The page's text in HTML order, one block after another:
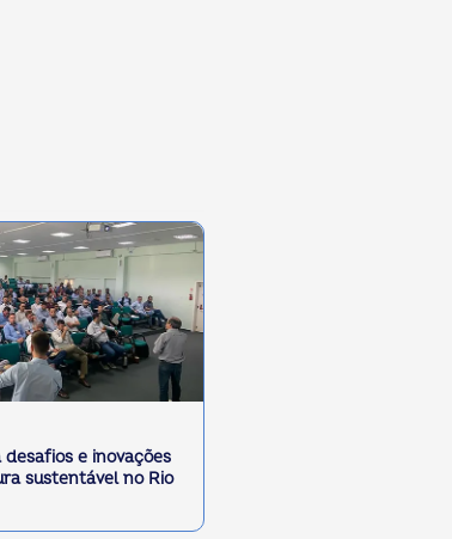
e inovações
sustentável no Rio